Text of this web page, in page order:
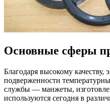
Основные сферы
Благодаря высокому качеству,
подверженности
службы — манжеты,
используются сегодня в